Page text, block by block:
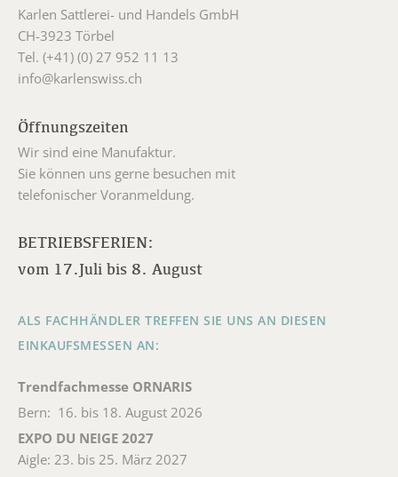
Karlen Sattlerei- und Handels GmbH
CH-3923 Törbel
Tel. (+41) (0) 27 952 11 13
info@karlenswiss.ch
Öffnungszeiten
Wir sind eine Manufaktur.
Sie können uns gerne besuchen mit
telefonischer Voranmeldung.
BETRIEBSFERIEN:
vom 17.Juli bis 8. August
ALS FACHHÄNDLER TREFFEN SIE UNS AN DIESEN
EINKAUFSMESSEN AN:
Trendfachmesse ORNARIS
Bern: 16. bis 18. August 2026
EXPO DU NEIGE 2027
Aigle: 23. bis 25. März 2027